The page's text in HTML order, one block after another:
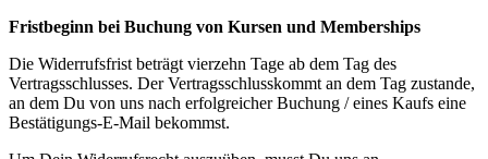
Fristbeginn bei Buchung von Kursen und Memberships
Die Widerrufsfrist beträgt vierzehn Tage ab dem Tag des
Vertragsschlusses. Der Vertragsschlusskommt an dem Tag zustande,
an dem Du von uns nach erfolgreicher Buchung / eines Kaufs eine
Bestätigungs-E-Mail bekommst.